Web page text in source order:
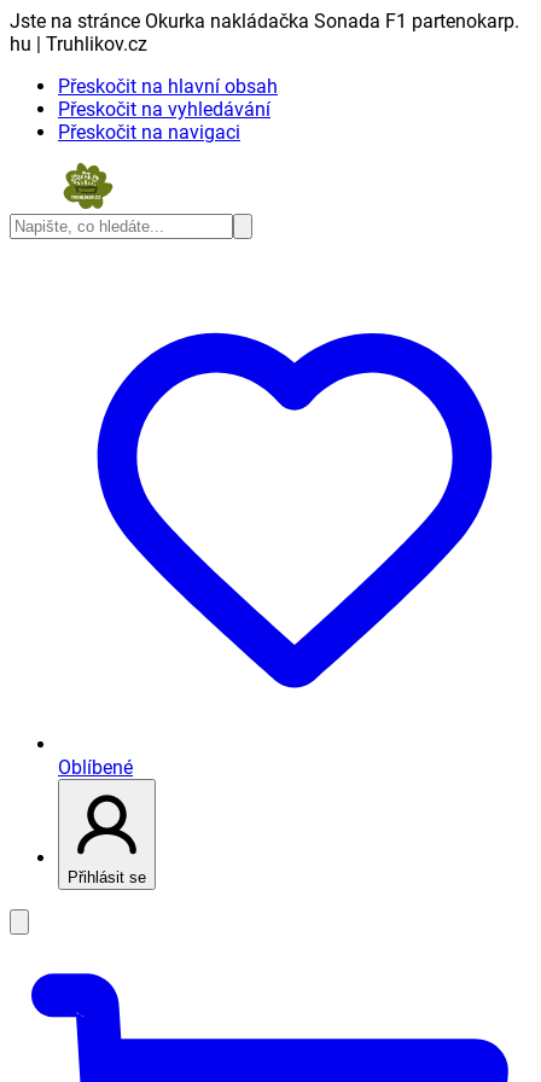
Jste na stránce Okurka nakládačka Sonada F1 partenokarp.
hu | Truhlikov.cz
Přeskočit na hlavní obsah
Přeskočit na vyhledávání
Přeskočit na navigaci
Oblíbené
Přihlásit se